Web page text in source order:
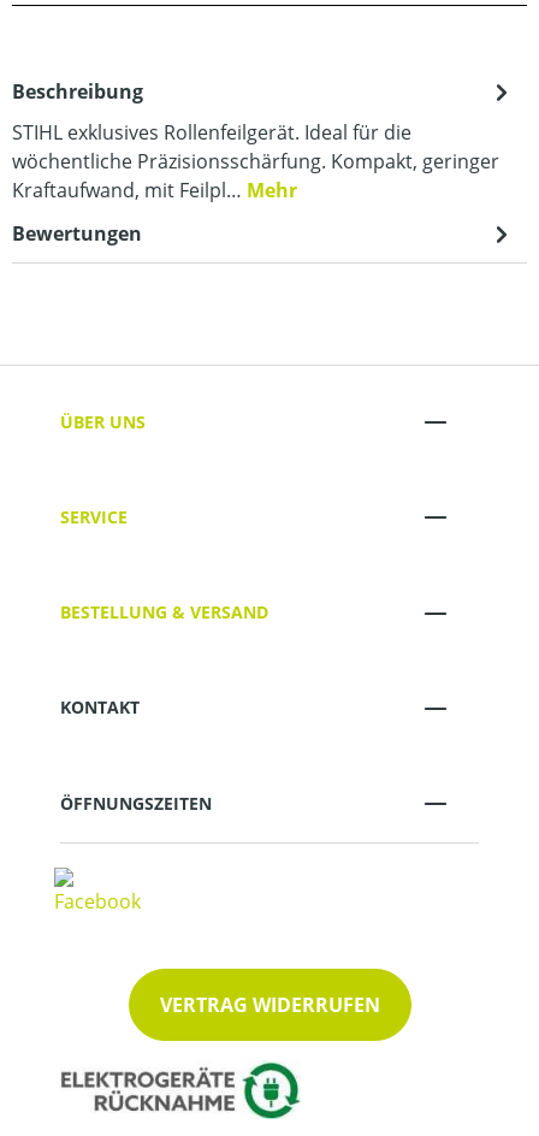
Beschreibung
STIHL exklusives Rollenfeilgerät. Ideal für die
wöchentliche Präzisionsschärfung. Kompakt, geringer
Kraftaufwand, mit Feilpl… Mehr
Bewertungen
ÜBER UNS
SERVICE
BESTELLUNG & VERSAND
KONTAKT
ÖFFNUNGSZEITEN
VERTRAG WIDERRUFEN